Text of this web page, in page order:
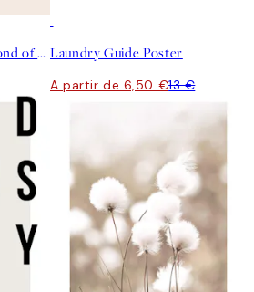
Monet - Bridge over a Pond of Water Lilies Poster Laundry Guide Poster
A partir de 6,50 €13 €